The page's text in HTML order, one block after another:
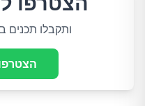
ותקבלו תכנים